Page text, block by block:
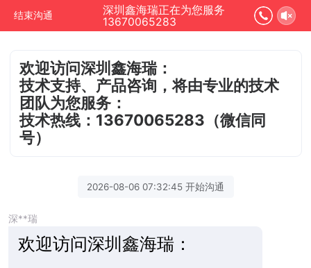
结束沟通
深圳鑫海瑞正在为您服务
13670065283
欢迎访问深圳鑫海瑞：
技术支持、产品咨询，将由专业的技术
团队为您服务：
技术热线：13670065283（微信同
号）
2026-08-06 07:32:45 开始沟通
深**瑞
欢迎访问深圳鑫海瑞：